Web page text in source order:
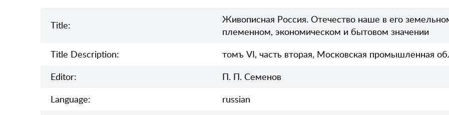
Title:
Живописная Россия. Отечество наше в его
племенном, экономическом и бытовом значении
Title Description:
томъ VI, часть вторая, Московская промышленная
Editor:
П. П. Семенов
Language:
russian